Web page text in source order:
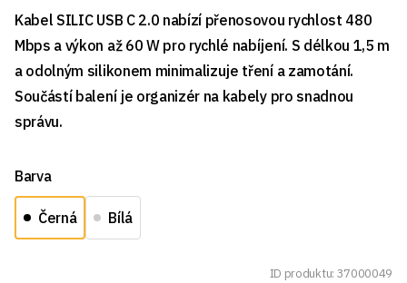
Kabel SILIC USB C 2.0 nabízí přenosovou rychlost 480
Mbps a výkon až 60 W pro rychlé nabíjení. S délkou 1,5 m
a odolným silikonem minimalizuje tření a zamotání.
Součástí balení je organizér na kabely pro snadnou
správu.
Barva
Černá Bílá
ID produktu: 37000049